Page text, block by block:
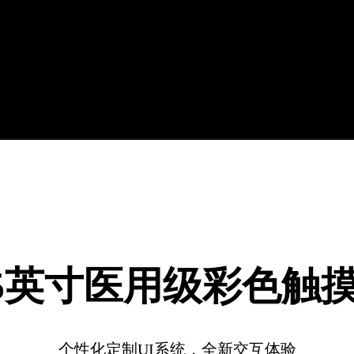
寸医用级彩色触
个性化定制UI系统，全新交互体验